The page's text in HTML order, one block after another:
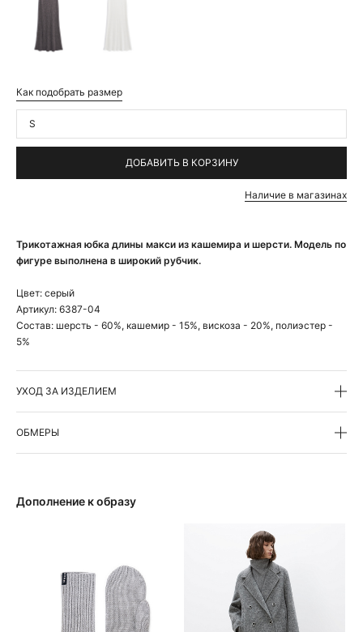
Трикотажная юбка длины макси из кашемира и шерсти. Модель по
фигуре выполнена в широкий рубчик.
Цвет: серый
Артикул: 6387-04
Состав: шерсть - 60%, кашемир - 15%, вискоза - 20%, полиэстер -
5%
УХОД ЗА ИЗДЕЛИЕМ
ОБМЕРЫ
Как подобрать размер
S
ДОБАВИТЬ В КОРЗИНУ
Наличие в магазинах
Дополнение к образу